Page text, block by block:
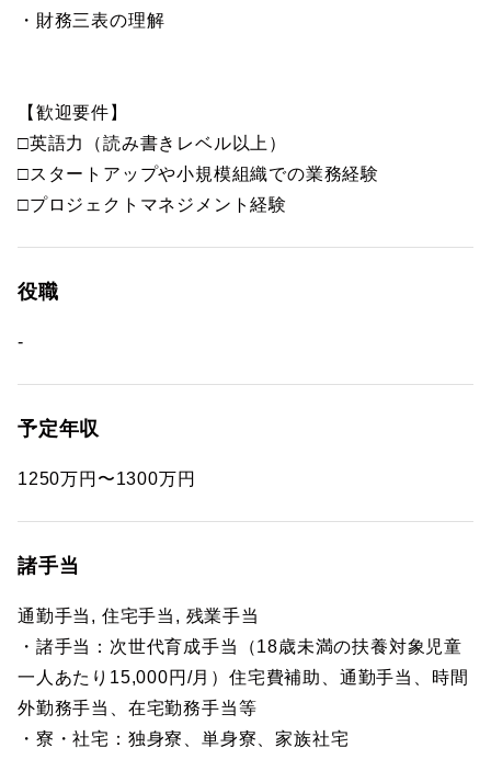
・財務三表の理解
【歓迎要件】
□英語力（読み書きレベル以上）
□スタートアップや小規模組織での業務経験
□プロジェクトマネジメント経験
役職
-
予定年収
1250万円〜1300万円
諸手当
通勤手当, 住宅手当, 残業手当
・諸手当：次世代育成手当（18歳未満の扶養対象児童
一人あたり15,000円/月）住宅費補助、通勤手当、時間
外勤務手当、在宅勤務手当等
・寮・社宅：独身寮、単身寮、家族社宅